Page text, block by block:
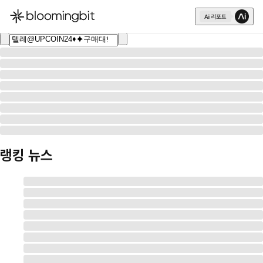
한국어
English
日本語
랭킹 뉴스